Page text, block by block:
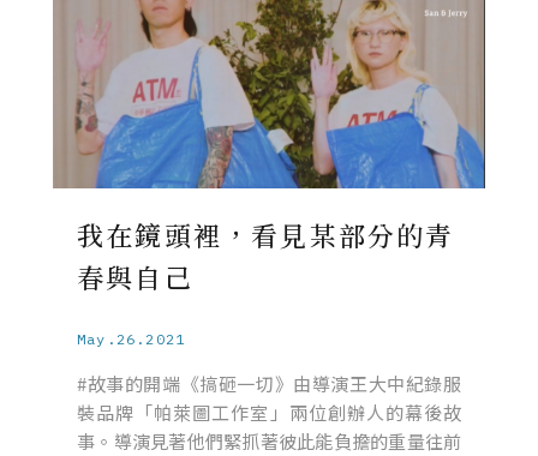
我在鏡頭裡，看見某部分的青
春與自己
May.26.2021
#故事的開端《搞砸一切》由導演王大中紀錄服
裝品牌「帕萊圖工作室」兩位創辦人的幕後故
事。導演見著他們緊抓著彼此能負擔的重量往前